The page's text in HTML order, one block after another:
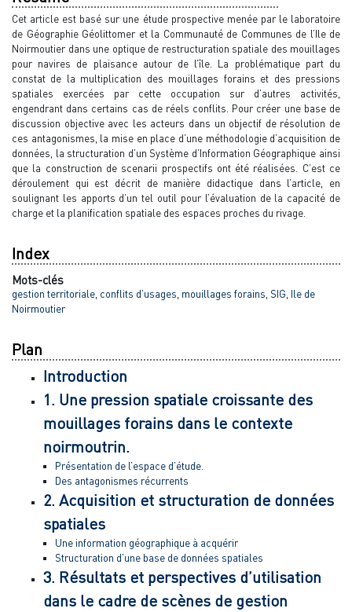
Cet article est basé sur une étude prospective menée par le laboratoire
de Géographie Géolittomer et la Communauté de Communes de l’Ile de
Noirmoutier dans une optique de restructuration spatiale des mouillages
pour navires de plaisance autour de l’île. La problématique part du
constat de la multiplication des mouillages forains et des pressions
spatiales exercées par cette occupation sur d’autres activités,
engendrant dans certains cas de réels conflits. Pour créer une base de
discussion objective avec les acteurs dans un objectif de résolution de
ces antagonismes, la mise en place d’une méthodologie d’acquisition de
données, la structuration d’un Système d’Information Géographique ainsi
que la construction de scenarii prospectifs ont été réalisées. C’est ce
déroulement qui est décrit de manière didactique dans l’article, en
soulignant les apports d’un tel outil pour l’évaluation de la capacité de
charge et la planification spatiale des espaces proches du rivage.
Index
Mots-clés
gestion territoriale conflits d’usages mouillages forains SIG Ile de
Noirmoutier
Plan
Introduction
1. Une pression spatiale croissante des
mouillages forains dans le contexte
noirmoutrin.
Présentation de l’espace d’étude.
Des antagonismes récurrents
2. Acquisition et structuration de données
spatiales
Une information géographique à acquérir
Structuration d’une base de données spatiales
3. Résultats et perspectives d’utilisation
dans le cadre de scènes de gestion